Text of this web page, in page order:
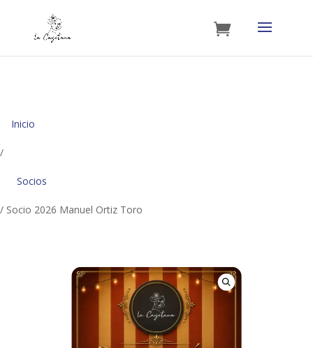
Inicio
/
Socios
/ Socio 2026 Manuel Ortiz Toro